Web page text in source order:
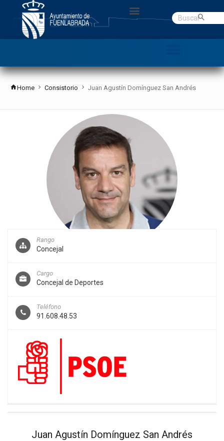
Home Consistorio Juan Agustín Domínguez San Andrés
Rango
Concejal
Cargo
Concejal de Deportes
Teléfono
91.608.48.53
Juan Agustín Domínguez San Andrés